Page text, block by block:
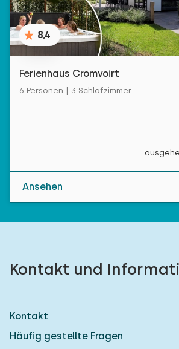
8,4
Ferienhaus Cromvoirt
6 Personen | 3 Schlafzimmer
Ansehen
Kontakt und
Kontakt
Häufig gestellte Fragen